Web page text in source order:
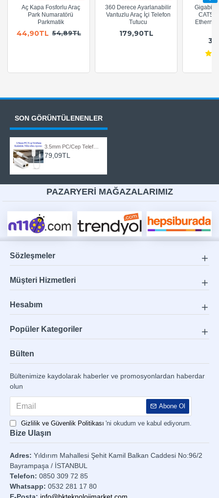
Aç Kapa Fosforlu Araç
Park Numaratörü
Parkmatik
44,90TL 54,89TL
360 Derece Ayarlanabilir
Vantuzlu Araç İçi Telefon
Tutucu
179,90TL
Gigabit
CAT5e
SON GÖRÜNTÜLENENLER
3.5mm PC/Cep Telefonu Kulaklık Mikrofon Ayırıcı - Siyah
79,09TL
PAZARYERİ MAĞAZALARIMIZ
Sözleşmeler
Müşteri Hizmetleri
Hesabım
Popüler Kategoriler
Bülten
Bültenimize kaydolarak haberler ve promosyonlardan haberdar
olun
Abone Ol
Gizlilik ve Güvenlik Politikası 'ni okudum ve kabul ediyorum.
Bize Ulaşın
Adres: Yıldırım Mahallesi Şehit Kamil Balkan Caddesi No:96/2
Bayrampaşa / İSTANBUL
Telefon: 0850 309 72 85
Whatsapp: 0532 281 17 80